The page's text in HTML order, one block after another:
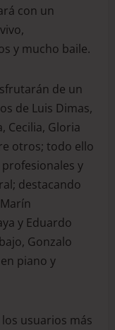
con un
y mucho baile.
de un
de Luis Dimas,
Cecilia, Gloria
otros; todo ello
y
destacando
y Eduardo
Gonzalo
piano y
usuarios más